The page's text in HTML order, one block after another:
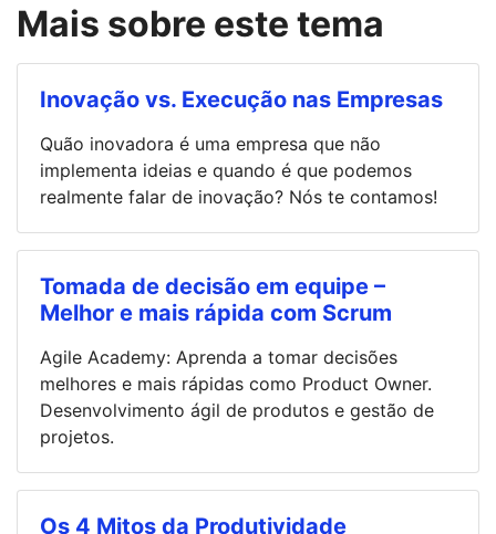
Mais sobre este tema
Inovação vs. Execução nas Empresas
Quão inovadora é uma empresa que não
implementa ideias e quando é que podemos
realmente falar de inovação? Nós te contamos!
Tomada de decisão em equipe –
Melhor e mais rápida com Scrum
Agile Academy: Aprenda a tomar decisões
melhores e mais rápidas como Product Owner.
Desenvolvimento ágil de produtos e gestão de
projetos.
Os 4 Mitos da Produtividade